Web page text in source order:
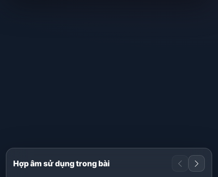
Hợp âm sử dụng trong bài